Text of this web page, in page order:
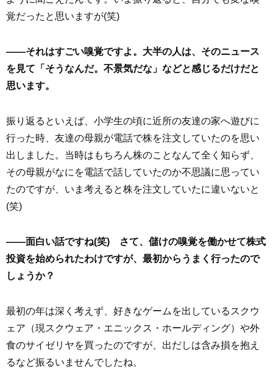
覚だったと思いますが(笑)
――それはすごい嗅覚ですよ。大半の人は、そのニュース
を見て「そうなんだ。不景気だな」などと感じるだけだと
思います。
振り返るといえば、小学生の頃に近所の友達の家へ遊びに
行った時、友達の母親が電話で株を注文していたのを思い
出しました。当時はもちろん株のことなんて全く知らず、
その母親がなにを電話で話していたのか不思議に思ってい
たのですが、いま考えると株を注文していたに違いないと
(笑)
――面白い話ですね(笑) さて、儲けの嗅覚を働かせて株式
投資を始められたわけですが、最初からうまく行ったので
しょうか？
最初の年は深く考えず、好きなゲームを出しているスクウ
ェア（現スクウェア・エニックス・ホールディング）や外
食のサイゼリヤを買ったのですが、出だしは含み損を抱え
るなど振るいませんでしたね。